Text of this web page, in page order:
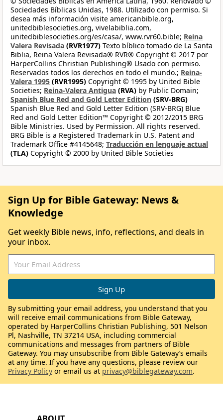
Sociedades Bíblicas Unidas, 1988. Utilizado con permiso. Si
desea más información visite americanbible.org,
unitedbiblesocieties.org, vivelabiblia.com,
unitedbiblesocieties.org/es/casa/, www.rvr60.bible; Reina
Valera Revisada (RVR1977) Texto bíblico tomado de La Santa
Biblia, Reina Valera Revisada® RVR® Copyright © 2017 por
HarperCollins Christian Publishing® Usado con permiso.
Reservados todos los derechos en todo el mundo.; Reina-
Valera 1995 (RVR1995) Copyright © 1995 by United Bible
Societies; Reina-Valera Antigua (RVA) by Public Domain;
Spanish Blue Red and Gold Letter Edition (SRV-BRG)
Spanish Blue Red and Gold Letter Edition (SRV-BRG) Blue
Red and Gold Letter Edition™ Copyright © 2012/2015 BRG
Bible Ministries. Used by Permission. All rights reserved.
BRG Bible is a Registered Trademark in U.S. Patent and
Trademark Office #4145648; Traducción en lenguaje actual
(TLA) Copyright © 2000 by United Bible Societies
Sign Up for Bible Gateway: News &
Knowledge
Get weekly Bible news, info, reflections, and deals in
your inbox.
By submitting your email address, you understand that you
will receive email communications from Bible Gateway,
operated by HarperCollins Christian Publishing, 501 Nelson
Pl, Nashville, TN 37214 USA, including commercial
communications and messages from partners of Bible
Gateway. You may unsubscribe from Bible Gateway’s emails
at any time. If you have any questions, please review our
Privacy Policy or email us at privacy@biblegateway.com.